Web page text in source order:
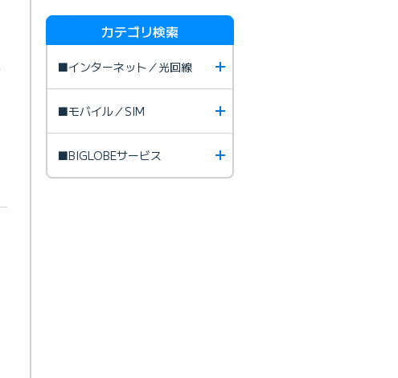
カテゴリ検索
■インターネット／光回線
■モバイル／SIM
■BIGLOBEサービス